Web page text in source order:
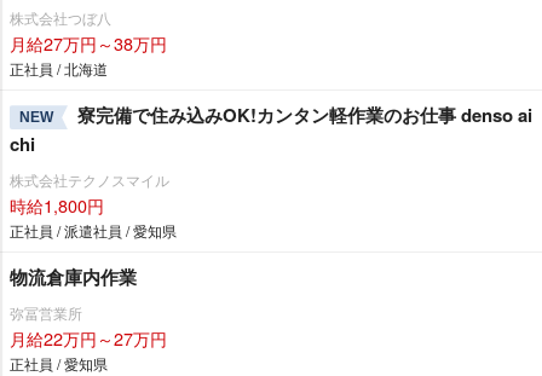
株式会社つぼ八
月給27万円～38万円
正社員 / 北海道
NEW
寮完備で住み込みOK!カンタン軽作業のお仕事 denso ai
chi
株式会社テクノスマイル
時給1,800円
正社員 / 派遣社員 / 愛知県
物流倉庫内作業
弥冨営業所
月給22万円～27万円
正社員 / 愛知県